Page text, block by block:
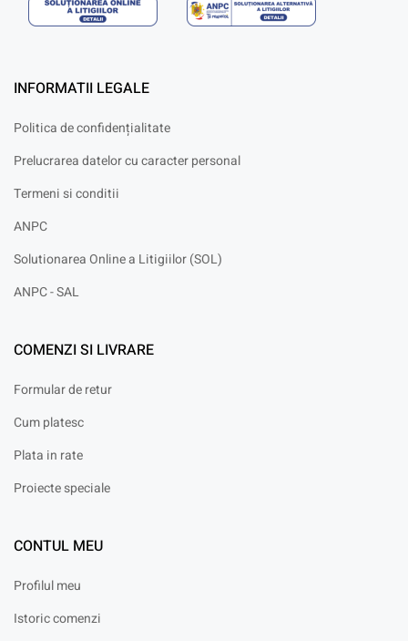
INFORMATII LEGALE
Politica de confidențialitate
Prelucrarea datelor cu caracter personal
Termeni si conditii
ANPC
Solutionarea Online a Litigiilor (SOL)
ANPC - SAL
COMENZI SI LIVRARE
Formular de retur
Cum platesc
Plata in rate
Proiecte speciale
CONTUL MEU
Profilul meu
Istoric comenzi